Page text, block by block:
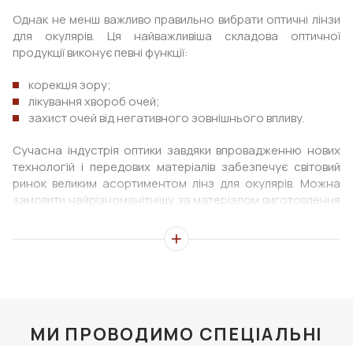
Однак не менш важливо правильно вибрати оптичні лінзи
для окулярів. Ця найважливіша складова оптичної
продукції виконує певні функції:
корекція зору;
лікування хвороб очей;
захист очей від негативного зовнішнього впливу.
Сучасна індустрія оптики завдяки впровадженню нових
технологій і передових матеріалів забезпечує світовий
ринок великим асортиментом лінз для окулярів. Можна
замовити найрізноманітнішу за матеріалом виготовлення
Мережа салонів "Дім Оптики" запрошує всіх, хто планує
МИ ПРОВОДИМО СПЕЦІАЛЬНІ